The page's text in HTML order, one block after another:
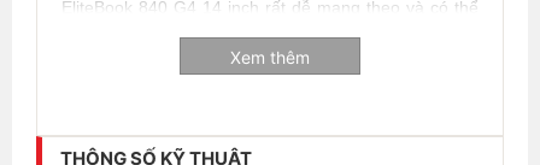
EliteBook 840 G4 14 inch rất dễ mang theo và có thể
dễ dàng cất trong túi hoặc ba lô.
Xem thêm
THÔNG SỐ KỸ THUẬT